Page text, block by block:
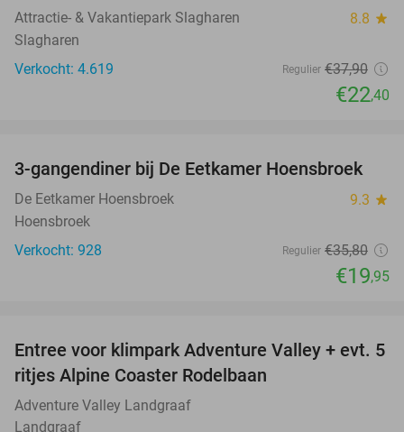
Attractie- & Vakantiepark Slagharen 8.8 star
Slagharen
Verkocht: 4.619
Regulier €37,90
€22,40
44%
3-gangendiner bij De Eetkamer Hoensbroek
De Eetkamer Hoensbroek 9.3 star
Hoensbroek
Verkocht: 928
Regulier €35,80
€19,95
17%
Entree voor klimpark Adventure Valley + evt. 5
ritjes Alpine Coaster Rodelbaan
Adventure Valley Landgraaf
Landgraaf